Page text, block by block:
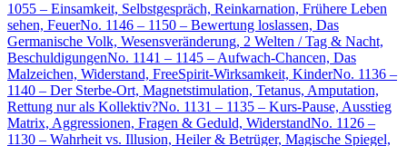
1055 – Einsamkeit, Selbstgespräch, Reinkarnation, Frühere Leben
sehen, FeuerNo. 1146 – 1150 – Bewertung loslassen, Das
Germanische Volk, Wesensveränderung, 2 Welten / Tag & Nacht,
BeschuldigungenNo. 1141 – 1145 – Aufwach-Chancen, Das
Malzeichen, Widerstand, FreeSpirit-Wirksamkeit, KinderNo. 1136 –
1140 – Der Sterbe-Ort, Magnetstimulation, Tetanus, Amputation,
Rettung nur als Kollektiv?No. 1131 – 1135 – Kurs-Pause, Ausstieg
Matrix, Aggressionen, Fragen & Geduld, WiderstandNo. 1126 –
1130 – Wahrheit vs. Illusion, Heiler & Betrüger, Magische Spiegel,